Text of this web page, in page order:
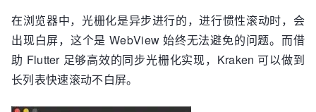
在浏览器中，光栅化是异步进行的，进行惯性滚动时，会
出现白屏，这个是 WebView 始终无法避免的问题。而借
助 Flutter 足够高效的同步光栅化实现，Kraken 可以做到
长列表快速滚动不白屏。